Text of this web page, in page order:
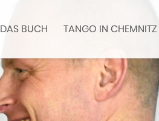
DAS BUCH TANGO IN CHEMNITZ